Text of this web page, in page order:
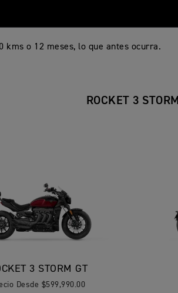
kms o 12 meses, lo que antes ocurra.
ROCKET 3 STORM
3 STORM GT
Desde $599,990.00